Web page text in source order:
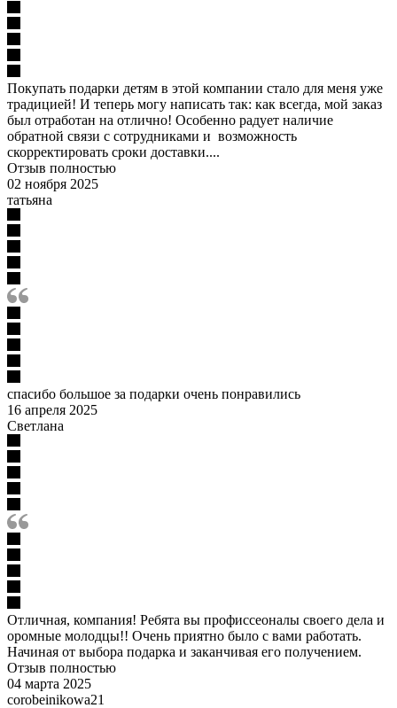
Покупать подарки детям в этой компании стало для меня уже
традицией! И теперь могу написать так: как всегда, мой заказ
был отработан на отлично! Особенно радует наличие
обратной связи с сотрудниками и возможность
скорректировать сроки доставки....
Отзыв полностью
02 ноября 2025
татьяна
спасибо большое за подарки очень понравились
16 апреля 2025
Светлана
Отличная, компания! Ребята вы профиссеоналы своего дела и
оромные молодцы!! Очень приятно было с вами работать.
Начиная от выбора подарка и заканчивая его получением.
Отзыв полностью
04 марта 2025
corobeinikowa21